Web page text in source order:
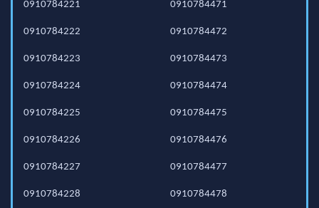
0910784221
0910784222
0910784223
0910784224
0910784225
0910784226
0910784227
0910784228
0910784471
0910784472
0910784473
0910784474
0910784475
0910784476
0910784477
0910784478